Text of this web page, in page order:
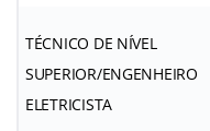
TÉCNICO DE NÍVEL
SUPERIOR/ENGENHEIRO
ELETRICISTA